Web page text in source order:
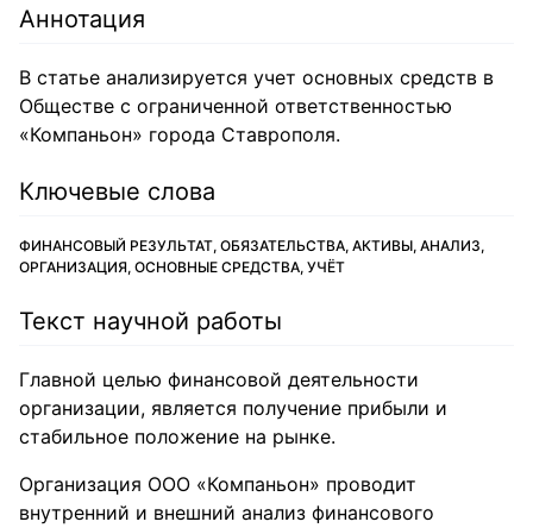
Аннотация
В статье анализируется учет основных средств в
Обществе с ограниченной ответственностью
«Компаньон» города Ставрополя.
Ключевые слова
ФИНАНСОВЫЙ РЕЗУЛЬТАТ, ОБЯЗАТЕЛЬСТВА, АКТИВЫ, АНАЛИЗ,
ОРГАНИЗАЦИЯ, ОСНОВНЫЕ СРЕДСТВА, УЧЁТ
Текст научной работы
Главной целью финансовой деятельности
организации, является получение прибыли и
стабильное положение на рынке.
Организация ООО «Компаньон» проводит
внутренний и внешний анализ финансового